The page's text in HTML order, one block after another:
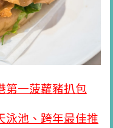
第一菠蘿豬扒包
泳池、跨年最佳推